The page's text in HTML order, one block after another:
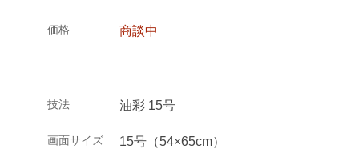
価格 商談中
技法 油彩 15号
画面サイズ 15号（54×65cm）